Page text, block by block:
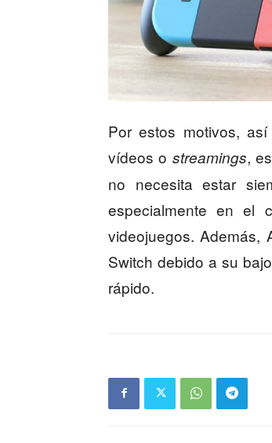
Por estos motivos,
vídeos o streamings,
no necesita estar
especialmente en el
videojuegos. Además,
Switch debido a su
rápido.